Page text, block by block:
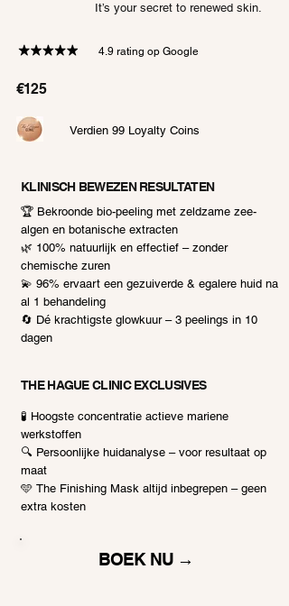
It’s your secret to renewed skin.
€125
4.9 rating op Google
Verdien 99 Loyalty Coins
KLINISCH BEWEZEN RESULTATEN
🏆 Bekroonde bio-peeling met zeldzame zee-
algen en botanische extracten
🌿 100% natuurlijk en effectief – zonder
chemische zuren
💫 96% ervaart een gezuiverde & egalere huid na
al 1 behandeling
🔄 Dé krachtigste glowkuur – 3 peelings in 10
dagen
THE HAGUE CLINIC EXCLUSIVES
🧪 Hoogste concentratie actieve mariene
werkstoffen
🔍 Persoonlijke huidanalyse – voor resultaat op
maat
​🩵 The Finishing Mask altijd inbegrepen – geen
extra kosten
BOEK NU →